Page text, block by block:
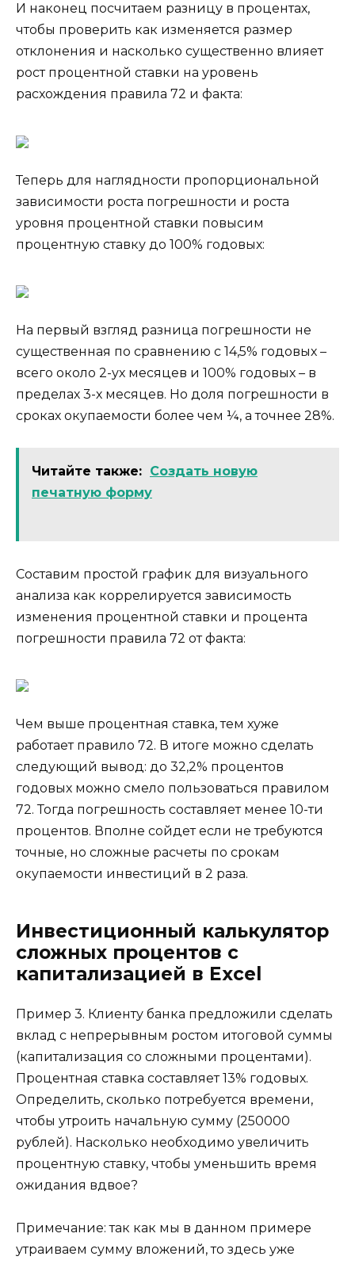
И наконец посчитаем разницу в процентах,
чтобы проверить как изменяется размер
отклонения и насколько существенно влияет
рост процентной ставки на уровень
расхождения правила 72 и факта:
Теперь для наглядности пропорциональной
зависимости роста погрешности и роста
уровня процентной ставки повысим
процентную ставку до 100% годовых:
На первый взгляд разница погрешности не
существенная по сравнению с 14,5% годовых –
всего около 2-ух месяцев и 100% годовых – в
пределах 3-х месяцев. Но доля погрешности в
сроках окупаемости более чем ¼, а точнее 28%.
Читайте также: Создать новую
печатную форму
Составим простой график для визуального
анализа как коррелируется зависимость
изменения процентной ставки и процента
погрешности правила 72 от факта:
Чем выше процентная ставка, тем хуже
работает правило 72. В итоге можно сделать
следующий вывод: до 32,2% процентов
годовых можно смело пользоваться правилом
72. Тогда погрешность составляет менее 10-ти
процентов. Вполне сойдет если не требуются
точные, но сложные расчеты по срокам
окупаемости инвестиций в 2 раза.
Инвестиционный калькулятор
сложных процентов с
капитализацией в Excel
Пример 3. Клиенту банка предложили сделать
вклад с непрерывным ростом итоговой суммы
(капитализация со сложными процентами).
Процентная ставка составляет 13% годовых.
Определить, сколько потребуется времени,
чтобы утроить начальную сумму (250000
рублей). Насколько необходимо увеличить
процентную ставку, чтобы уменьшить время
ожидания вдвое?
Примечание: так как мы в данном примере
утраиваем сумму вложений, то здесь уже